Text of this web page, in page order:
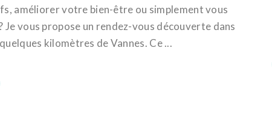
améliorer votre bien-être ou simplement vous
vous propose un rendez-vous découverte dans
kilomètres de Vannes. Ce ...